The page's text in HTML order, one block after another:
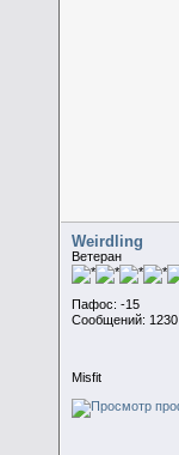
Weirdling
Ветеран
Пафос: -15
Сообщений: 1230
Misfit